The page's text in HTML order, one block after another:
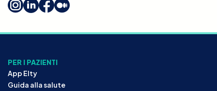
PER I PAZIENTI
App Elty
Guida alla salute